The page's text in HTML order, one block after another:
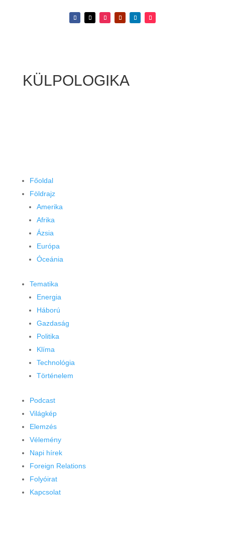
KÜLPOLOGIKA
Főoldal
Földrajz
Amerika
Afrika
Ázsia
Európa
Óceánia
Tematika
Energia
Háború
Gazdaság
Politika
Klíma
Technológia
Történelem
Podcast
Világkép
Elemzés
Vélemény
Napi hírek
Foreign Relations
Folyóirat
Kapcsolat